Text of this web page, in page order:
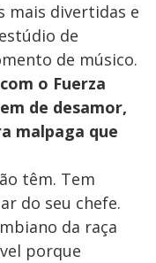
mais divertidas e
de
de músico.
o Fuerza
de desamor,
malpaga que
têm. Tem
do seu chefe.
da raça
porque